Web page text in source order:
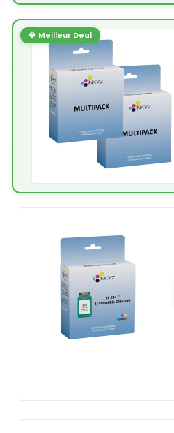
💎 Meilleur Deal